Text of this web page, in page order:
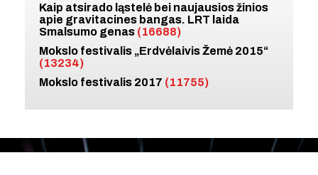
Kaip atsirado ląstelė bei naujausios žinios
apie gravitacines bangas. LRT laida
Smalsumo genas (16688)
Mokslo festivalis „Erdvėlaivis Žemė 2015“
(13234)
Mokslo festivalis 2017 (11755)